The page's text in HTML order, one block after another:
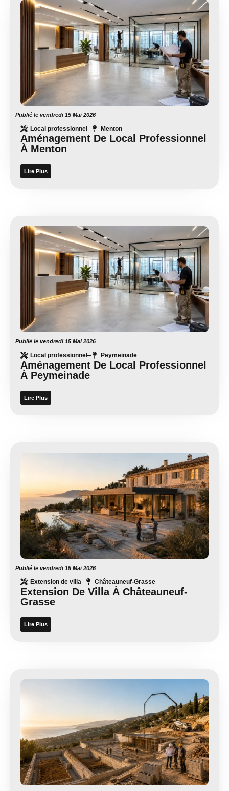
Publié le vendredi 15 Mai 2026
Local professionnel Menton
Aménagement De Local Professionnel
À Menton
Lire Plus
Publié le vendredi 15 Mai 2026
Local professionnel Peymeinade
Aménagement De Local Professionnel
À Peymeinade
Lire Plus
Publié le vendredi 15 Mai 2026
Extension de villa Châteauneuf-Grasse
Extension De Villa À Châteauneuf-
Grasse
Lire Plus